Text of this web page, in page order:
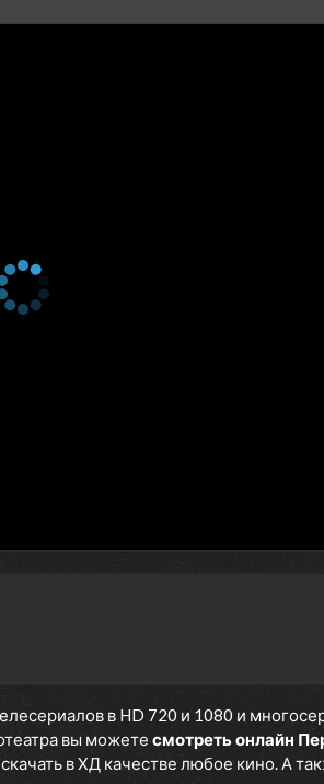
в HD 720 и 1080 и
вы можете смотреть онлайн
в ХД качестве любое кино. А